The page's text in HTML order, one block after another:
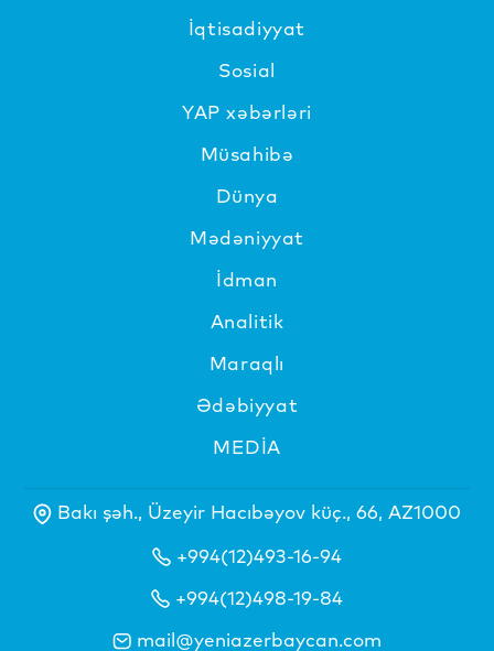
İqtisadiyyat
Sosial
YAP xəbərləri
Müsahibə
Dünya
Mədəniyyat
İdman
Analitik
Maraqlı
Ədəbiyyat
MEDİA
Bakı şəh., Üzeyir Hacıbəyov küç., 66, AZ1000
+994(12)493-16-94
+994(12)498-19-84
mail@yeniazerbaycan.com